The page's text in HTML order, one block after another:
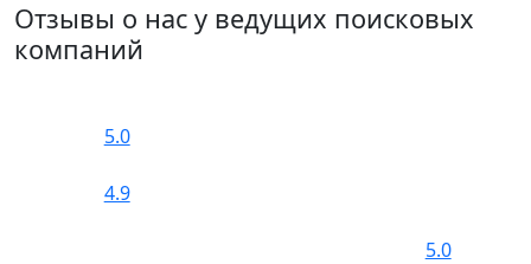
Отзывы о нас у ведущих поисковых
компаний
5.0
4.9
5.0